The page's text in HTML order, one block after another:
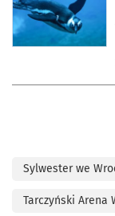
Sylwester we
Tarczyński Arena